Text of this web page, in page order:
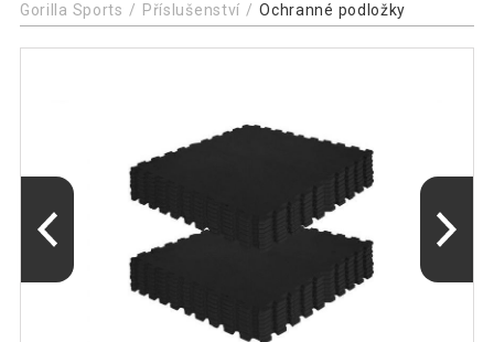
Gorilla Sports Příslušenství Ochranné podložky